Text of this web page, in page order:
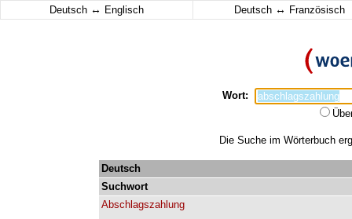
Deutsch ↔ Englisch Deutsch ↔ Französisch
Wort:
Die Suche im Wörterbuch
Deutsch
Suchwort
Abschlagszahlung